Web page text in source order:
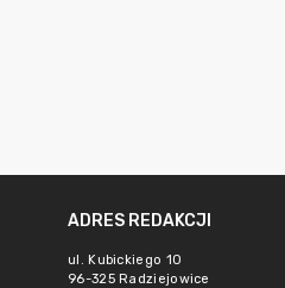
ADRES REDAKCJI
ul. Kubickiego 10
96-325 Radziejowice